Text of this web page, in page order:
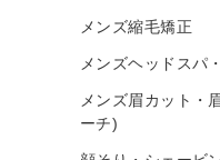
メンズ縮毛矯正
メンズヘッドスパ
メンズ眉カット・
ーチ)